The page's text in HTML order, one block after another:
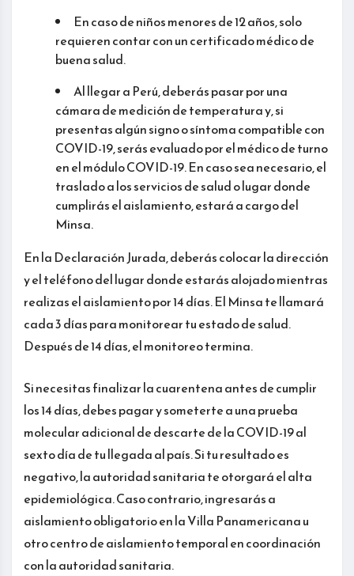
En caso de niños menores de 12 años, solo
requieren contar con un certificado médico de
buena salud.
Al llegar a Perú, deberás pasar por una
cámara de medición de temperatura y, si
presentas algún signo o síntoma compatible con
COVID-19, serás evaluado por el médico de turno
en el módulo COVID-19. En caso sea necesario, el
traslado a los servicios de salud o lugar donde
cumplirás el aislamiento, estará a cargo del
Minsa.
En la Declaración Jurada, deberás colocar la dirección
y el teléfono del lugar donde estarás alojado mientras
realizas el aislamiento por 14 días. El Minsa te llamará
cada 3 días para monitorear tu estado de salud.
Después de 14 días, el monitoreo termina.
Si necesitas finalizar la cuarentena antes de cumplir
los 14 días, debes pagar y someterte a una prueba
molecular adicional de descarte de la COVID-19 al
sexto día de tu llegada al país. Si tu resultado es
negativo, la autoridad sanitaria te otorgará el alta
epidemiológica. Caso contrario, ingresarás a
aislamiento obligatorio en la Villa Panamericana u
otro centro de aislamiento temporal en coordinación
con la autoridad sanitaria.